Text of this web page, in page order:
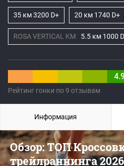
Рейтинг гонки по 9 отзывам
35 км 3200 D+ 20 км 1740 D+
ROSA VERTICAL KM 5.5 км 1000
Обзор: ТОП
трейлраннинга
Информация